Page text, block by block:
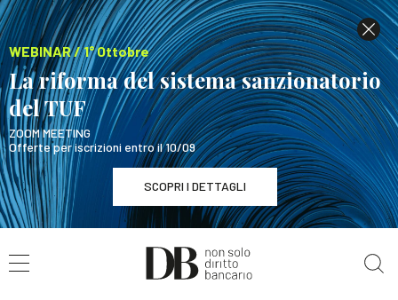
WEBINAR / 1° Ottobre
La riforma del sistema sanzionatorio
del TUF
ZOOM MEETING
Offerte per iscrizioni entro il 10/09
SCOPRI I DETTAGLI
WEBINAR / 1° Ottobre
La riforma del sistema sanzionatorio del TUF